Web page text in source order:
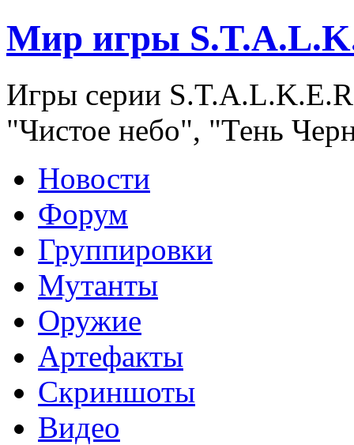
Мир игры
Игры серии
"Чистое небо", "Тень
Новости
Форум
Группировки
Мутанты
Оружие
Артефакты
Скриншоты
Видео